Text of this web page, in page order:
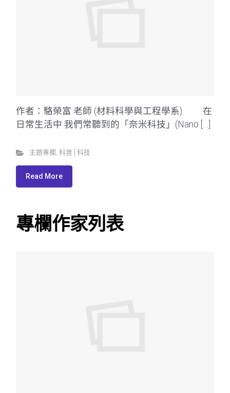
作者：駱榮富 老師 (材料科學與工程學系) 在
日常生活中 我們常聽到的「奈米科技」(Nano […]
主題專欄 科普│科技
Read More
專欄作家列表